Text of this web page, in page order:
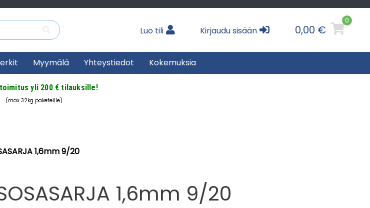
Luo tili Kirjaudu sisään 0,00 €
0
Myymälä Yhteystiedot Kokemuksia
yli 200 € tilauksille!
(max 32kg paketeille)
1,6mm 9/20
1,6mm 9/20